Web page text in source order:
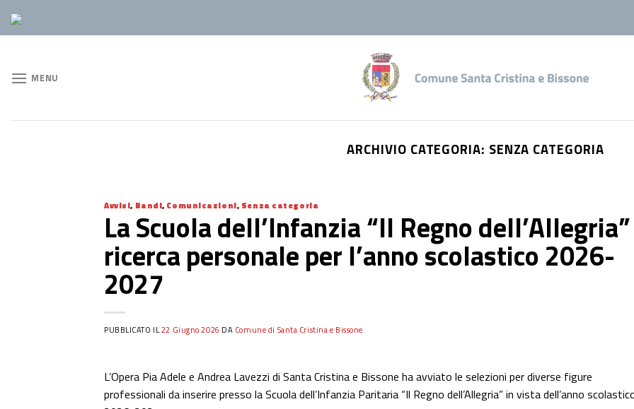
to
MENU
ARCHIVIO CATEGORIA: SENZA CATEGORIA
Avvisi, Bandi, Comunicazioni, Senza categoria
La Scuola dell’Infanzia “Il Regno dell’Allegria”
ricerca personale per l’anno scolastico 2026-
2027
PUBBLICATO IL22 Giugno 2026 DA Comune di Santa Cristina e Bissone
L’Opera Pia Adele e Andrea Lavezzi di Santa Cristina e Bissone ha avviato le selezioni per diverse figure
professionali da inserire presso la Scuola dell’Infanzia Paritaria “Il Regno dell’Allegria” in vista dell’anno